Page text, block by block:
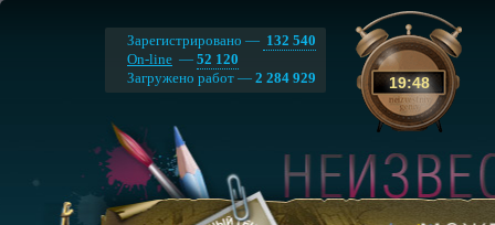
19:48
Зарегистрировано — 132 540
On-line — 52 120
Загружено работ — 2 284 929